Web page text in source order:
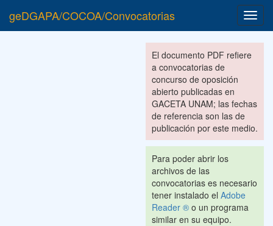
geDGAPA/COCOA/Convocatorias
El documento PDF refiere
a convocatorias de
concurso de oposición
abierto publicadas en
GACETA UNAM; las fechas
de referencia son las de
publicación por este medio.
Para poder abrir los
archivos de las
convocatorias es necesario
tener instalado el Adobe
Reader ® o un programa
similar en su equipo.